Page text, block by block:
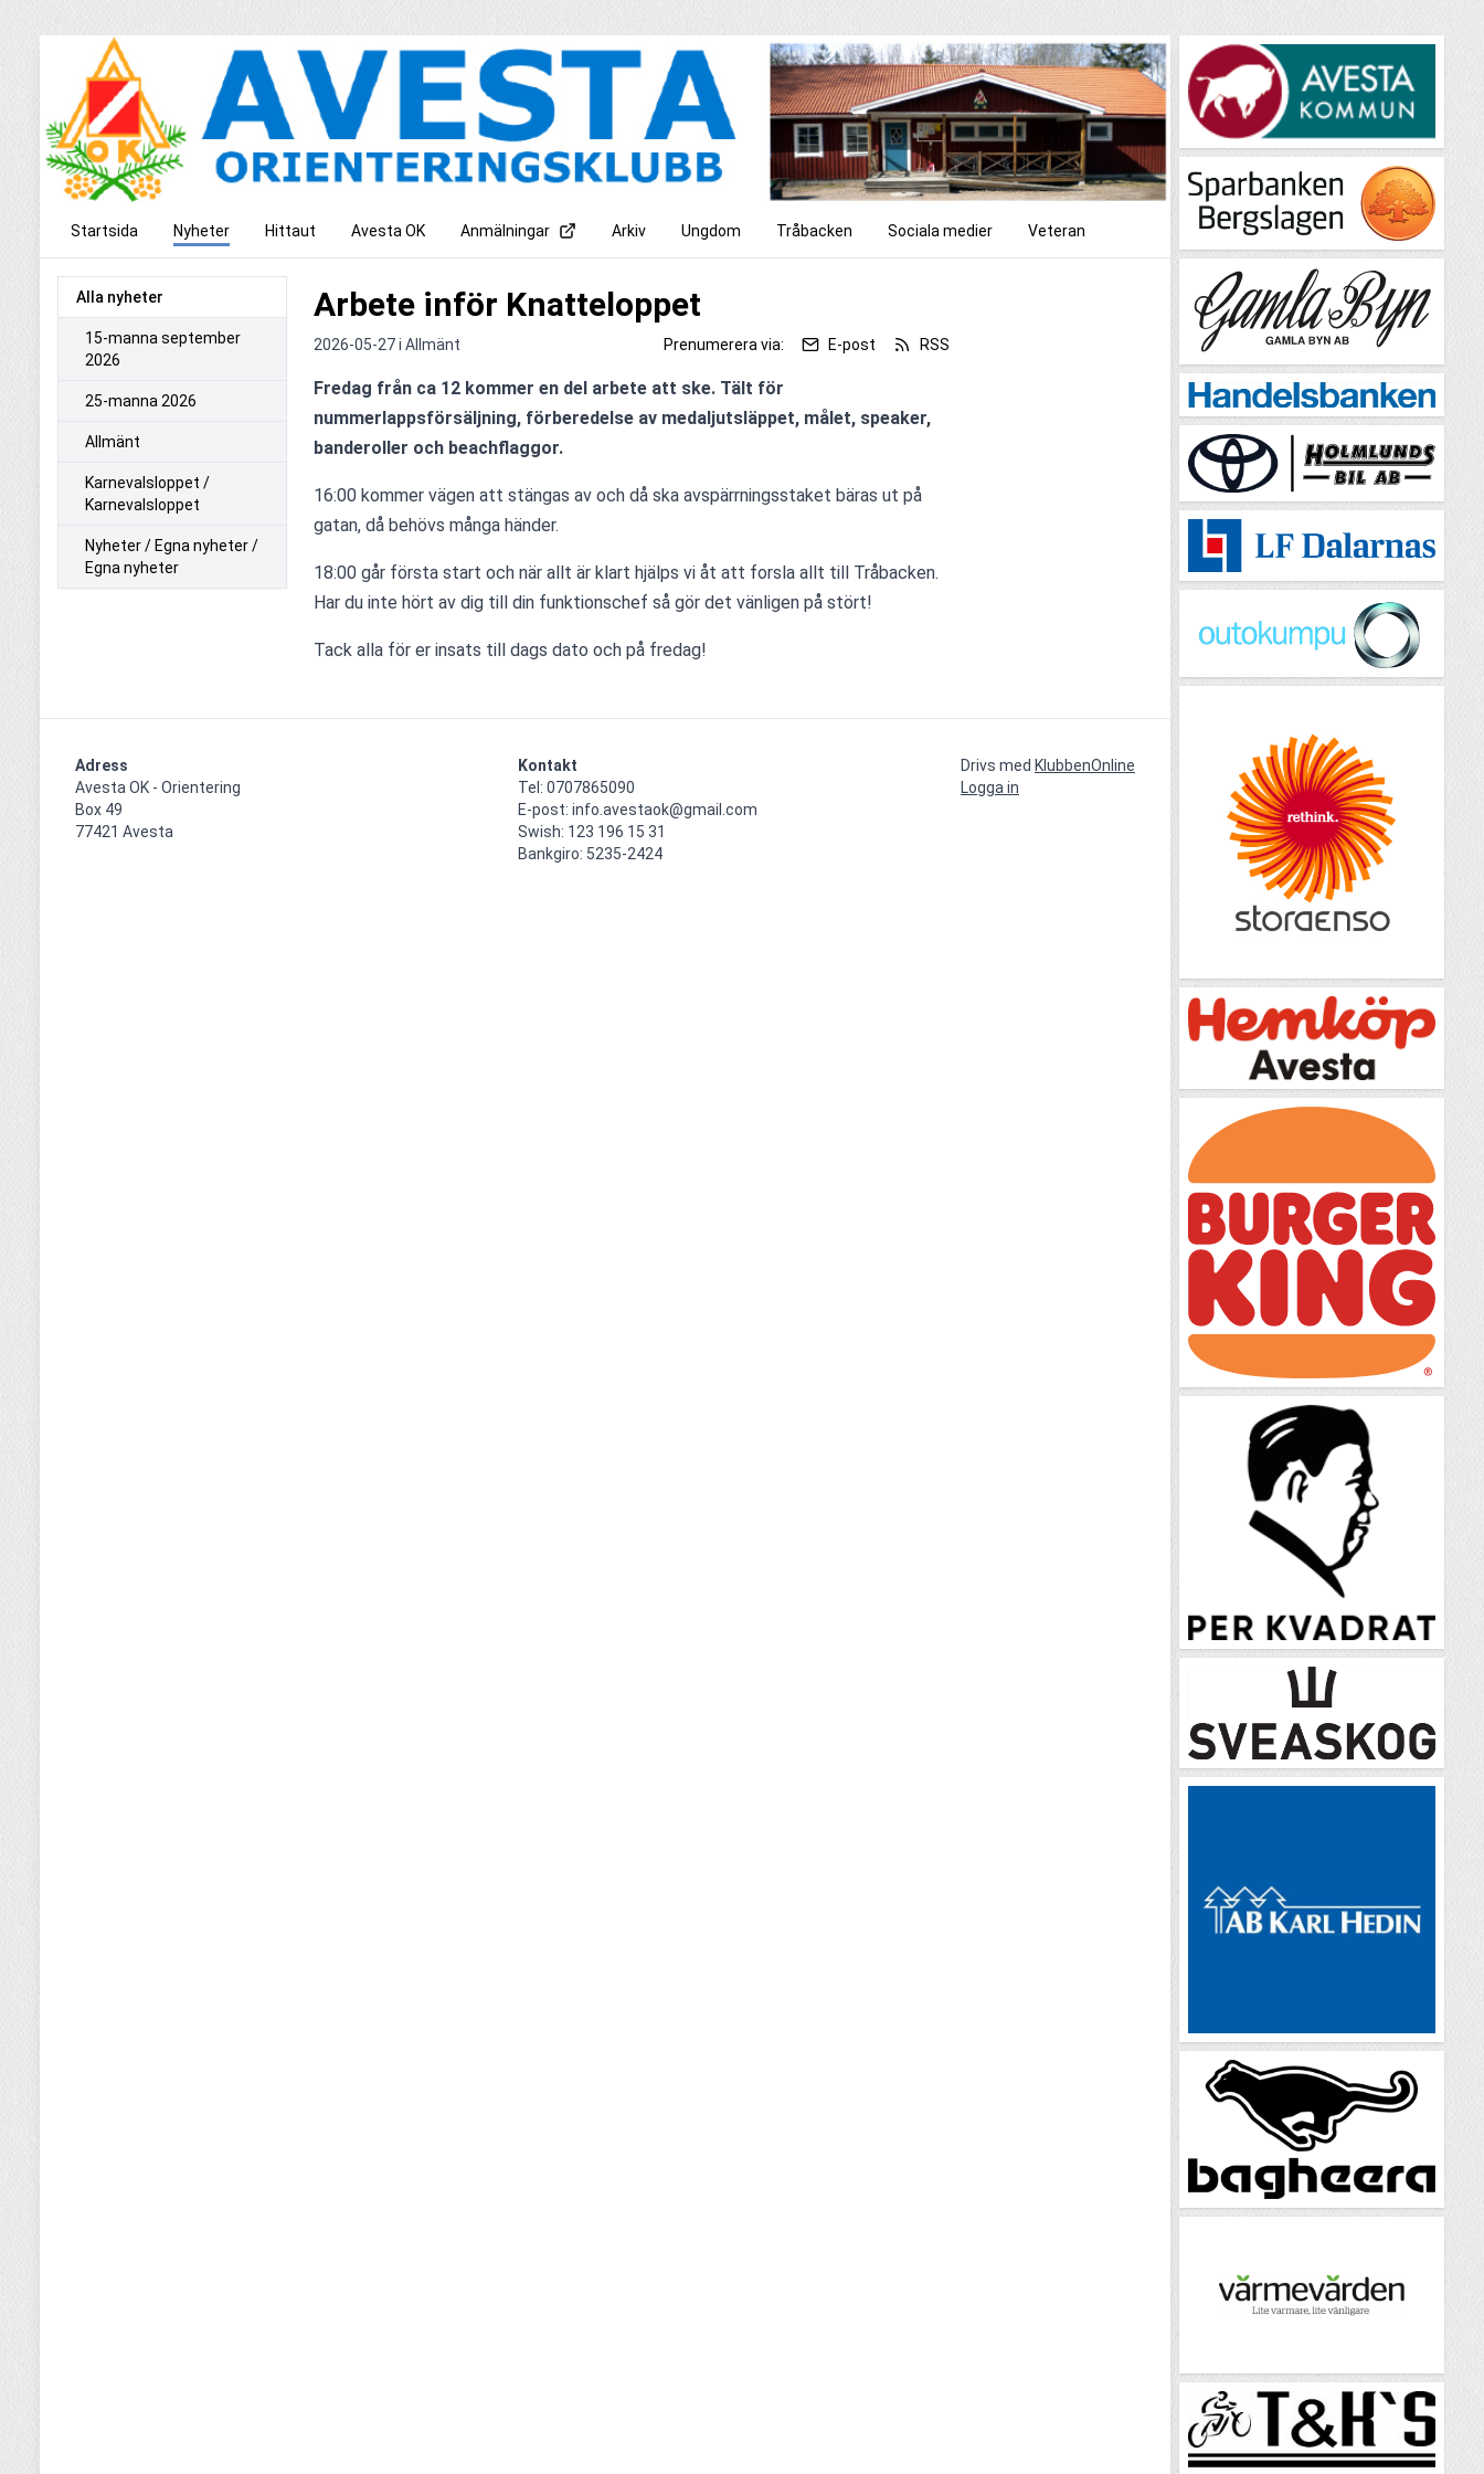
Startsida Nyheter Hittaut Avesta OK Anmälningar Arkiv Ungdom Tråbacken Sociala medier Veteran
Alla nyheter
15-manna september
2026
25-manna 2026
Allmänt
Karnevalsloppet /
Karnevalsloppet
Nyheter / Egna nyheter /
Egna nyheter
Arbete inför Knatteloppet
2026-05-27 i Allmänt Prenumerera via: E-post RSS
Fredag från ca 12 kommer en del arbete att ske. Tält för
nummerlappsförsäljning, förberedelse av medaljutsläppet, målet, speaker,
banderoller och beachflaggor.
16:00 kommer vägen att stängas av och då ska avspärrningsstaket bäras ut på
gatan, då behövs många händer.
18:00 går första start och när allt är klart hjälps vi åt att forsla allt till Tråbacken.
Har du inte hört av dig till din funktionschef så gör det vänligen på stört!
Tack alla för er insats till dags dato och på fredag!
Adress
Avesta OK - Orientering
Box 49
77421 Avesta
Kontakt
Tel: 0707865090
E-post: info.avestaok@gmail.com
Swish: 123 196 15 31
Bankgiro: 5235-2424
Drivs med KlubbenOnline
Logga in